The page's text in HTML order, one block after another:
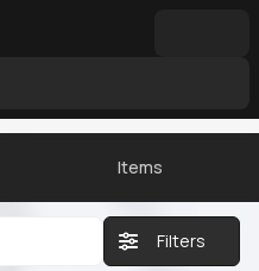
Items
Filters